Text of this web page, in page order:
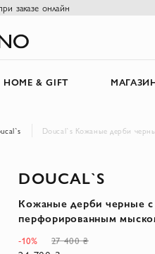
заказе онлайн
HOME & GIFT
Doucal`s Кожаные дерби
DOUCAL`S
Кожаные дерби черные с
перфорированным
-10% 27 400 ₴